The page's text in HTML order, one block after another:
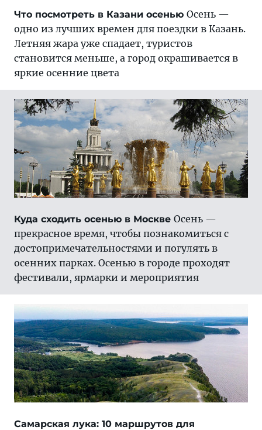
Что посмотреть в Казани осенью Осень —
одно из лучших времен для поездки в Казань.
Летняя жара уже спадает, туристов
становится меньше, а город окрашивается в
яркие осенние цвета
Куда сходить осенью в Москве Осень —
прекрасное время, чтобы познакомиться с
достопримечательностями и погулять в
осенних парках. Осенью в городе проходят
фестивали, ярмарки и мероприятия
Самарская лука: 10 маршрутов для